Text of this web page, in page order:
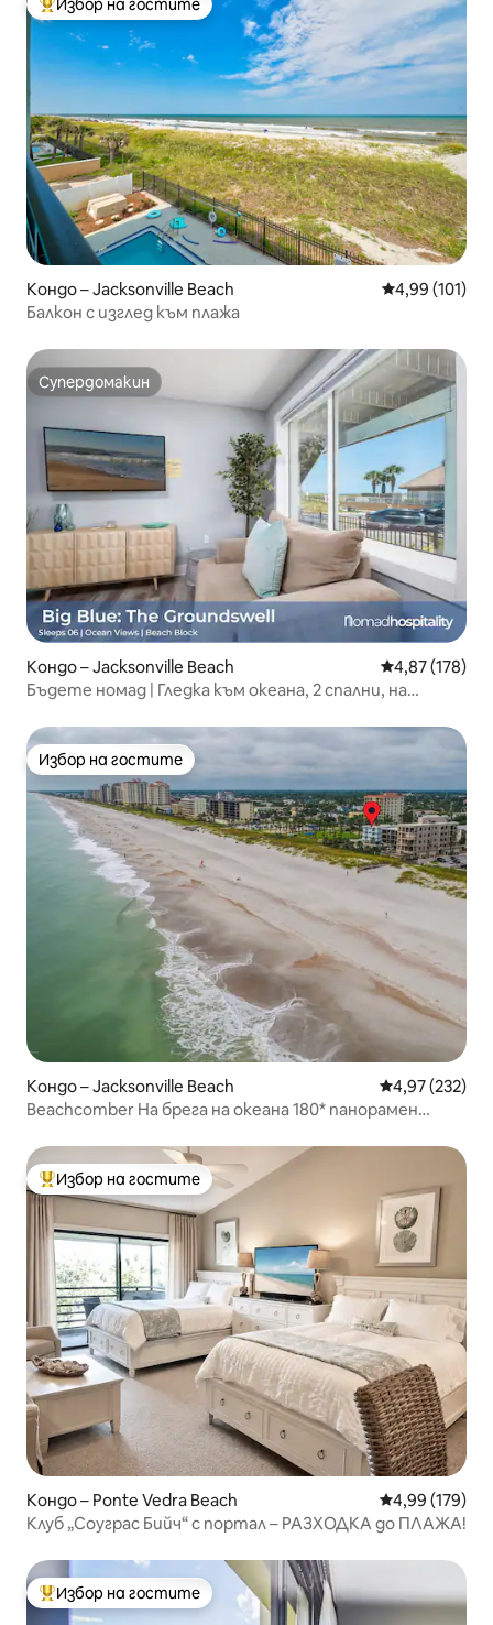
Най-популярен избор на гостите
Избор на гостите
Кондо – Jacksonville Beach Средна
4,99 (101)
Балкон с изглед към плажа
Супердомакин
Супердомакин
Кондо – Jacksonville Beach Средна
4,87 (178)
Бъдете номад | Гледка към океана, 2 спални, на
Избор на гостите
Избор на гостите
Кондо – Jacksonville Beach Средна
4,97 (232)
Beachcomber На брега на океана 180* панорамен
Най-популярен избор на гостите
Избор на гостите
Кондо – Ponte Vedra Beach Средна
4,99 (179)
Клуб „Соуграс Бийч“ с портал – РАЗХОДКА до ПЛАЖА!
Най-популярен избор на гостите
Избор на гостите